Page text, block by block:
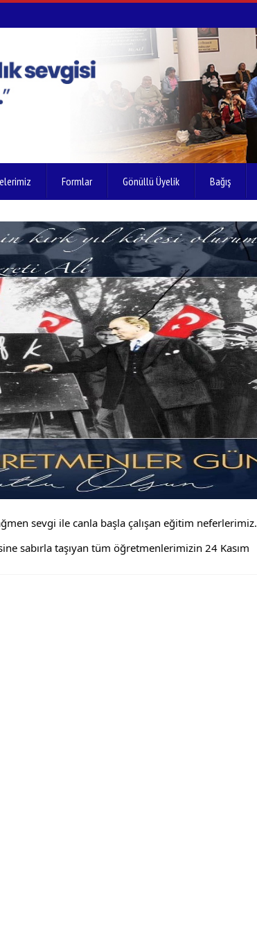
Formlar Gönüllü Üyelik Bağış
sevgi ile canla başla çalışan eğitim neferlerimiz.
sabırla taşıyan tüm öğretmenlerimizin 24 Kasım